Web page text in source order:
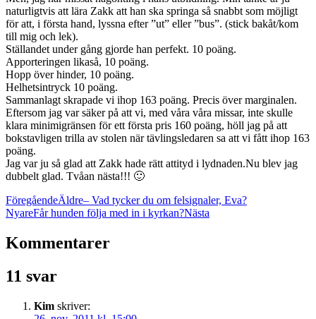
naturligtvis att lära Zakk att han ska springa så snabbt som möjligt
för att, i första hand, lyssna efter ”ut” eller ”bus”. (stick bakåt/kom
till mig och lek).
Ställandet under gång gjorde han perfekt. 10 poäng.
Apporteringen likaså, 10 poäng.
Hopp över hinder, 10 poäng.
Helhetsintryck 10 poäng.
Sammanlagt skrapade vi ihop 163 poäng. Precis över marginalen.
Eftersom jag var säker på att vi, med våra våra missar, inte skulle
klara minimigränsen för ett första pris 160 poäng, höll jag på att
bokstavligen trilla av stolen när tävlingsledaren sa att vi fått ihop 163
poäng.
Jag var ju så glad att Zakk hade rätt attityd i lydnaden.Nu blev jag
dubbelt glad. Tvåan nästa!!! 🙂
FöregåendeÄldre– Vad tycker du om felsignaler, Eva?
NyareFår hunden följa med in i kyrkan?Nästa
Kommentarer
11 svar
Kim skriver: